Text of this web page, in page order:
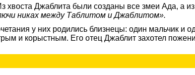
Джаблита были созданы все змеи Ада, а
никах между Таблитом и Джаблитом».
у них родились близнецы: один мальчик и
и корыстным. Его отец Джаблит захотел